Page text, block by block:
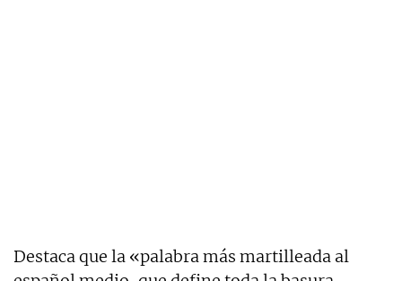
Destaca que la «palabra más martilleada al